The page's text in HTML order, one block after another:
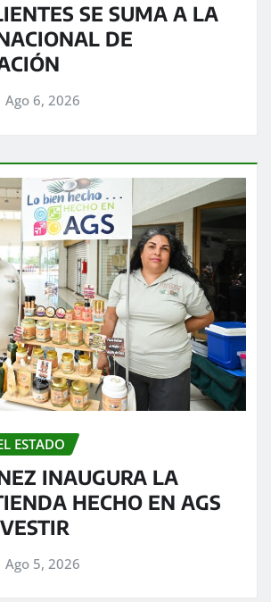
SE SUMA A LA
DE
Ago 6, 2026
ESTADO
INAUGURA LA
HECHO EN AGS
Ago 5, 2026